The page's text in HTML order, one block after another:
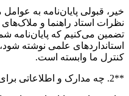
خیر، قبولی پایان‌نامه به
نظرات استاد راهنما و
تضمین می‌کنیم که پایان‌نامه
استانداردهای علمی نوشته
کنترل ما وابسته است.
**2. چه مدارک و اطلاعاتی برای سفارش پایان‌نامه لازم است؟**